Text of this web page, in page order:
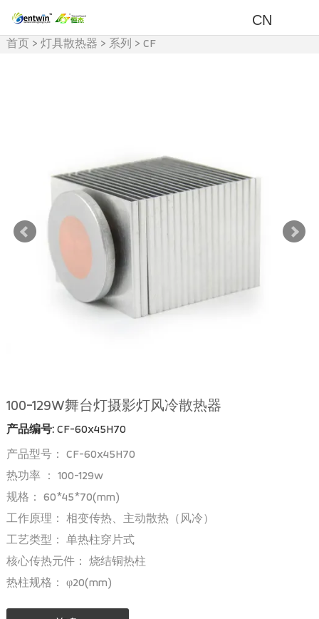
CN
首页 > 灯具散热器 > 系列 > CF
100-129W舞台灯摄影灯风冷散热器
产品编号:CF-60x45H70
产品型号： CF-60x45H70
热功率 ： 100-129w
规格： 60*45*70(mm)
工作原理： 相变传热、主动散热（风冷）
工艺类型： 单热柱穿片式
核心传热元件： 烧结铜热柱
热柱规格： φ20(mm)